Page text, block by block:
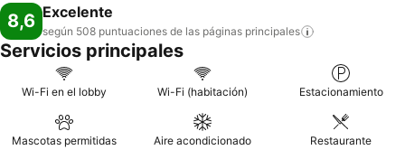
8,6 Excelente
según 508 puntuaciones de las páginas principales
Servicios principales
Wi-Fi en el lobby Wi-Fi (habitación) Estacionamiento
Mascotas permitidas Aire acondicionado Restaurante